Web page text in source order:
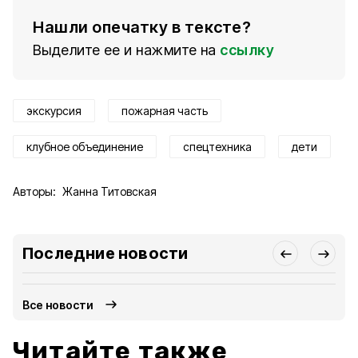
Нашли опечатку в тексте?
Выделите ее и нажмите на ссылку
экскурсия пожарная часть
клубное объединение спецтехника дети
Авторы: Жанна Титовская
Последние новости
Все новости
Читайте также